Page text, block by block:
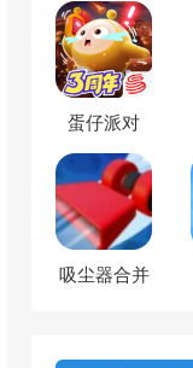
蛋仔派对
吸尘器合并